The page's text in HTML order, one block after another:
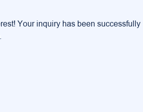
Your inquiry has been successfully